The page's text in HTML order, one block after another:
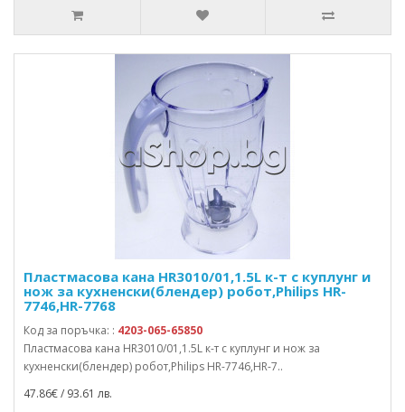
Пластмасова кана HR3010/01,1.5L к-т с куплунг и
нож за кухненски(блендер) робот,Philips HR-
7746,HR-7768
Код за поръчка: : 4203-065-65850
Пластмасова кана HR3010/01,1.5L к-т с куплунг и нож за
кухненски(блендер) робот,Philips HR-7746,HR-7..
47.86€ / 93.61 лв.